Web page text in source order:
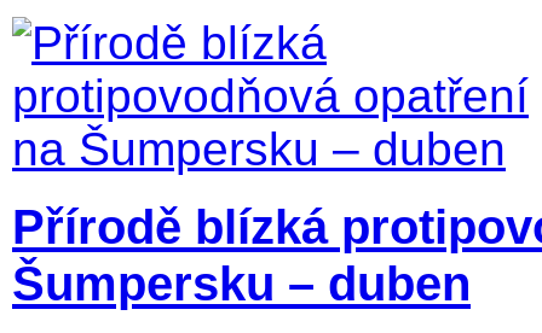
Přírodě blízká
Šumpersku – duben